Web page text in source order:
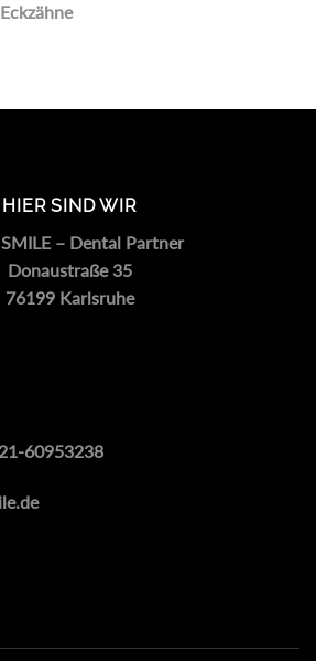
HIER SIND WIR
– Dental Partner
Donaustraße 35
76199 Karlsruhe
60953238